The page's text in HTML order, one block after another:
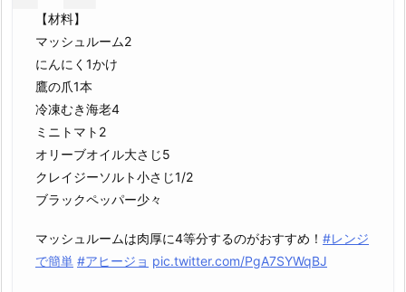
【材料】
マッシュルーム2
にんにく1かけ
鷹の爪1本
冷凍むき海老4
ミニトマト2
オリーブオイル大さじ5
クレイジーソルト小さじ1/2
ブラックペッパー少々
マッシュルームは肉厚に4等分するのがおすすめ！ #レンジ
で簡単 #アヒージョ pic.twitter.com/PgA7SYWqBJ